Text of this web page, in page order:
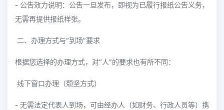
- 公告效力说明：公告一旦发布，即视为已履行报纸公告义务，
无需再提供报纸样张。
二、办理方式与“到场”要求
根据您选择的办理方式，对“人”的要求也有所不同：
线下窗口办理（颓坚方式）
- 无需法定代表人到场，可由经办人（如财务、行政人员等）携